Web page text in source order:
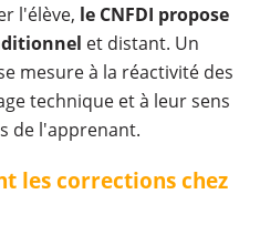
l'élève, le CNFDI propose
et distant. Un
mesure à la réactivité des
technique et à leur sens
de l'apprenant.
les corrections chez